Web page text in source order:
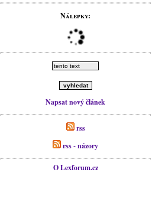
Nálepky:
Napsat nový článek
rss
rss - názory
O Lexforum.cz